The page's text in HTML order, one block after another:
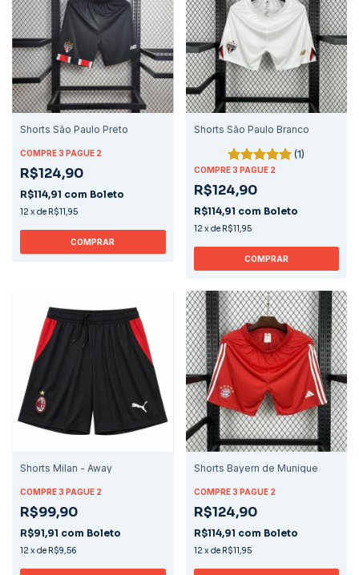
Shorts São Paulo Preto
COMPRE 3 PAGUE 2
R$124,90
R$114,91 com Boleto
12 x de R$11,95
COMPRAR
Shorts São Paulo Branco
(1)
COMPRE 3 PAGUE 2
R$124,90
R$114,91 com Boleto
12 x de R$11,95
COMPRAR
Shorts Milan - Away
COMPRE 3 PAGUE 2
R$99,90
R$91,91 com Boleto
12 xde R$9,56
Shorts Bayern de Munique
COMPRE 3 PAGUE 2
R$124,90
R$114,91 com Boleto
12 xde R$11,95